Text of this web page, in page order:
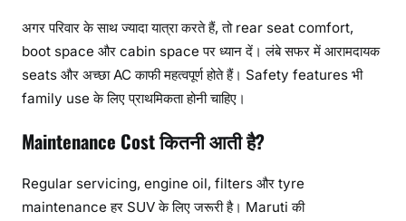
अगर परिवार के साथ ज्यादा यात्रा करते हैं, तो rear seat comfort,
boot space और cabin space पर ध्यान दें। लंबे सफर में आरामदायक
seats और अच्छा AC काफी महत्वपूर्ण होते हैं। Safety features भी
family use के लिए प्राथमिकता होनी चाहिए।
Maintenance Cost कितनी आती है?
Regular servicing, engine oil, filters और tyre
maintenance हर SUV के लिए जरूरी है। Maruti की